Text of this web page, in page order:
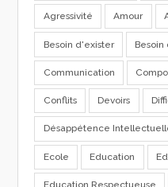
Agressivité Amour
Besoin d'exister
Communication
Conflits Devoirs
Désappétence
Ecole Education
Education Respectueuse